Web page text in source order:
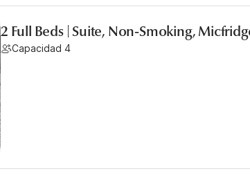
2 Full Beds | Suite, Non-Smoking,
Capacidad 4